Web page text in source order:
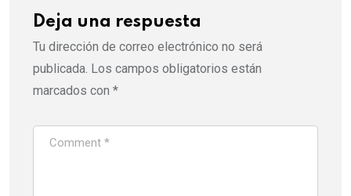
Deja una respuesta
Tu dirección de correo electrónico no será
publicada. Los campos obligatorios están
marcados con *